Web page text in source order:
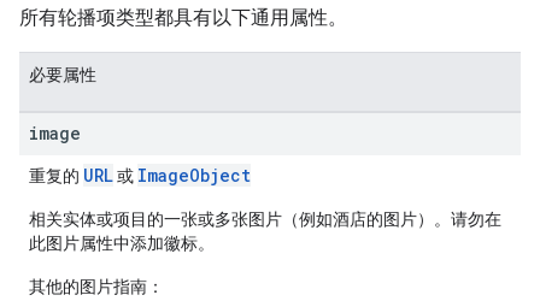
所有轮播项类型都具有以下通用属性。
必要属性
image
重复的 URL或 ImageObject
相关实体或项目的一张或多张图片（例如酒店的图片）。请勿在
此图片属性中添加徽标。
其他的图片指南：